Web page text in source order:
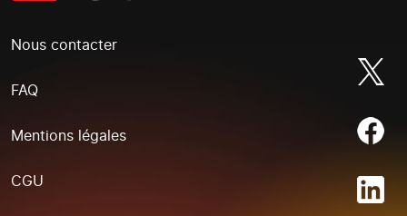
Nous contacter
FAQ
Mentions légales
CGU